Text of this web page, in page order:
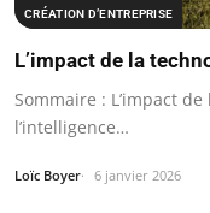
CRÉATION D’ENTREPRISE
L’impact de la
Sommaire : L’impact
l’intelligence…
Loïc Boyer 6 janvier 2026